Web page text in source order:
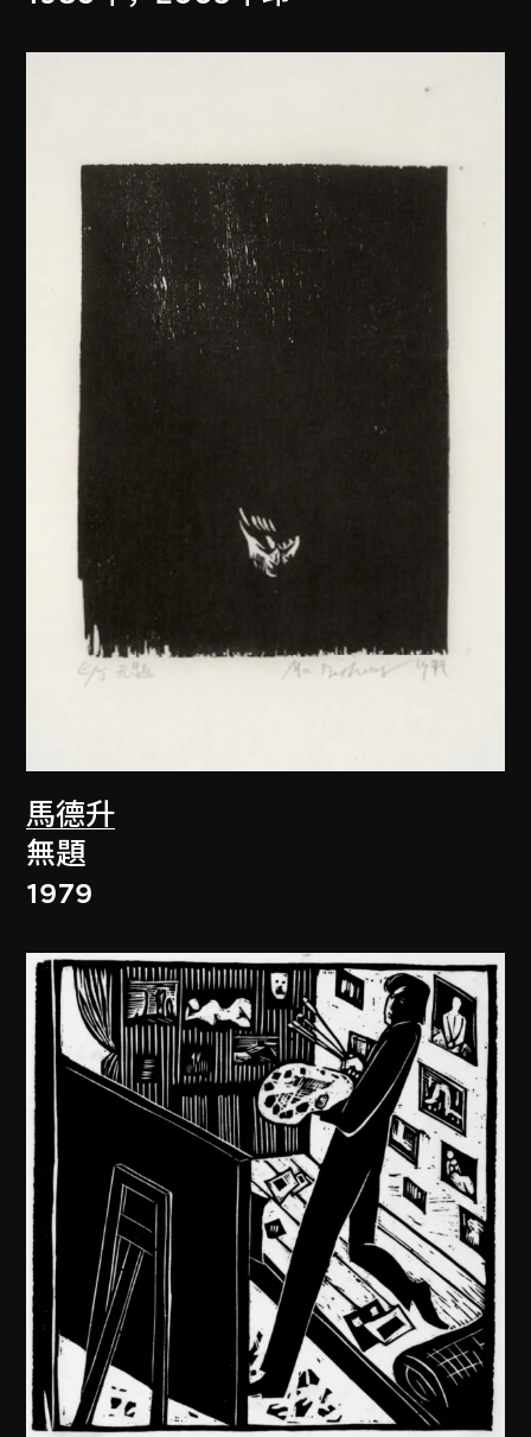
馬德升
無題
1979